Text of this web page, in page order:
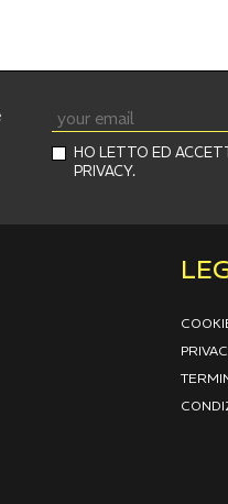
HO LETTO ED
PRIVACY.